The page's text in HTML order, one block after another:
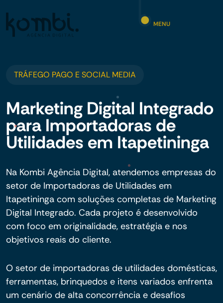
MENU
TRÁFEGO PAGO E SOCIAL MEDIA
Marketing Digital Integrado
para Importadoras de
Utilidades em Itapetininga
Na Kombi Agência Digital, atendemos empresas do
setor de Importadoras de Utilidades em
Itapetininga com soluções completas de Marketing
Digital Integrado. Cada projeto é desenvolvido
com foco em originalidade, estratégia e nos
objetivos reais do cliente.
O setor de importadoras de utilidades domésticas,
ferramentas, brinquedos e itens variados enfrenta
um cenário de alta concorrência e desafios